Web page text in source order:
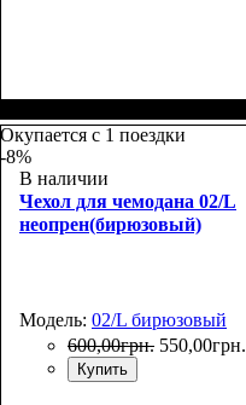
Окупается с 1 поездки
-8%
В наличии
Чехол для чемодана 02/L
неопрен(бирюзовый)
Модель: 02/L бирюзовый
600,00грн. 550,00грн.
Купить